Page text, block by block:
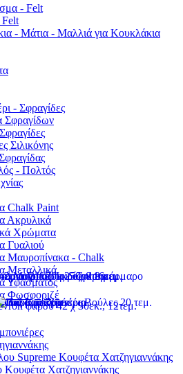
- Felt
- Μάτια - Μαλλιά για Κουκλάκια
- Σφραγίδες
Σφραγίδων
Σιλικόνης
- Πολτός
Chalk Paint
Ακρυλικά
Χρώματα
Γυαλιού
Μαυροπίνακα - Chalk
Μεταλλικά
Υφάσματος
Φωσφοριζέ
Supreme Κουφέτα Χατζηγιαννάκης
Χατζηγιαννάκης